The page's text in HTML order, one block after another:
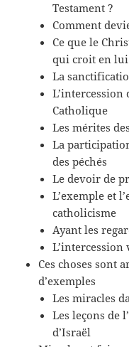
Testament ?
Comment
Ce que le
qui croit en lui
La
L’intercession
Catholique
Les mérites
La
des péchés
Le devoir de
L’exemple et
catholicisme
Ayant les
Ces choses sont
d’exemples
Les miracles
Les leçons de
d’Israël